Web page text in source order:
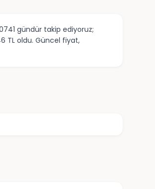
gündür takip ediyoruz;
TL oldu. Güncel fiyat,